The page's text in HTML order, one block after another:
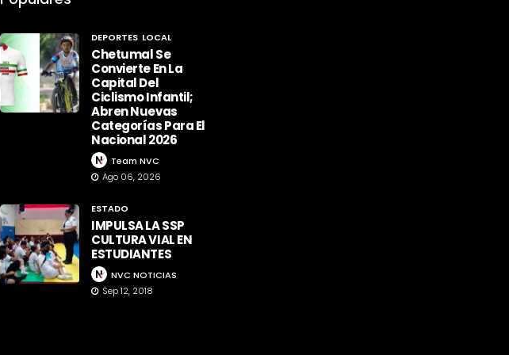
DEPORTES LOCAL
Chetumal Se
Convierte En La
Capital Del
Ciclismo Infantil;
Abren Nuevas
Categorías Para El
Nacional 2026
Team NVC
Ago 06, 2026
ESTADO
IMPULSA LA SSP
CULTURA VIAL EN
ESTUDIANTES
NVC NOTICIAS
Sep 12, 2018